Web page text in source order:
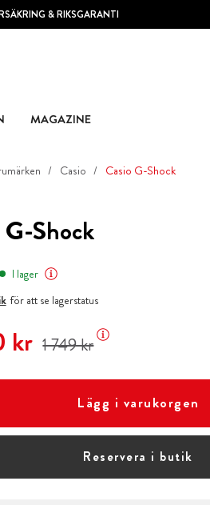
& RIKSGARANTI
MAGAZINE
Casio Casio G-Shock
Shock
I lager
för att se lagerstatus
Tidigare pris
kr 1 749 kr
Lägg i varukorgen
Reservera i butik